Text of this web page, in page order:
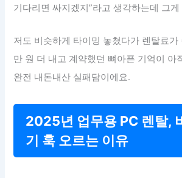
기다리면 싸지겠지”라고 생각하는데 그
저도 비슷하게 타이밍 놓쳤다가 렌탈료가
만 원 더 내고 계약했던 뼈아픈 기억이 아
완전 내돈내산 실패담이에요.
2025년 업무용 PC 렌탈,
기 훅 오르는 이유